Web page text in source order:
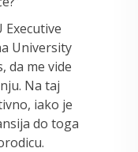
Executive
University
da me vide
Na taj
iako je
do toga